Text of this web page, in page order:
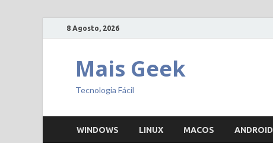
8 Agosto, 2026
Mais Geek
Tecnologia Fácil
WINDOWS LINUX MACOS ANDROID